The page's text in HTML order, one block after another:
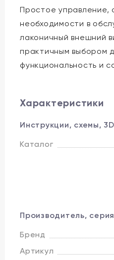
Простое управление,
необходимости в
лаконичный внешний
практичным выбором
функциональность и
Характеристики
Инструкции, схемы,
Каталог
Производитель,
Бренд
Артикул